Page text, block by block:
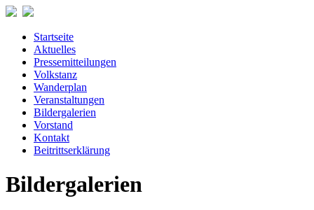
Startseite
Aktuelles
Pressemitteilungen
Volkstanz
Wanderplan
Veranstaltungen
Bildergalerien
Vorstand
Kontakt
Beitrittserklärung
Bildergalerien